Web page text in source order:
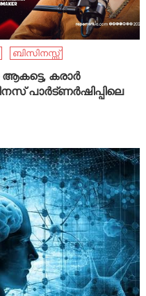
ബിസിനസ്സ്
കരാർ
പാർട്ണർഷിപ്പിലെ